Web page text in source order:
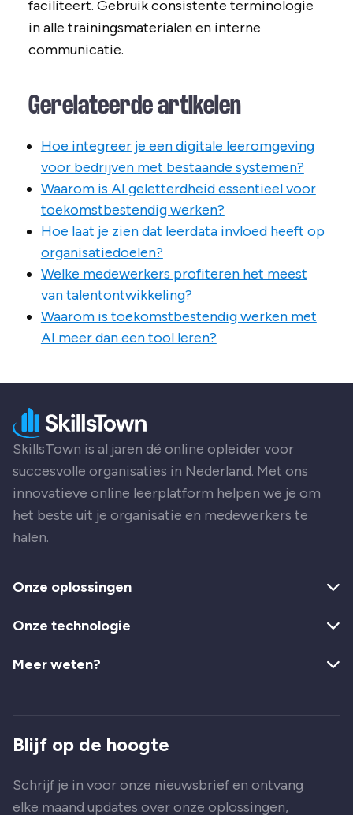
faciliteert. Gebruik consistente terminologie
in alle trainingsmaterialen en interne
communicatie.
Gerelateerde artikelen
Hoe integreer je een digitale leeromgeving
voor bedrijven met bestaande systemen?
Waarom is AI geletterdheid essentieel voor
toekomstbestendig werken?
Hoe laat je zien dat leerdata invloed heeft op
organisatiedoelen?
Welke medewerkers profiteren het meest
van talentontwikkeling?
Waarom is toekomstbestendig werken met
AI meer dan een tool leren?
SkillsTown is al jaren dé online opleider voor
succesvolle organisaties in Nederland. Met ons
innovatieve online leerplatform helpen we je om
het beste uit je organisatie en medewerkers te
halen.
Onze oplossingen
Onze technologie
Meer weten?
Blijf op de hoogte
Schrijf je in voor onze nieuwsbrief en ontvang
elke maand updates over onze oplossingen,